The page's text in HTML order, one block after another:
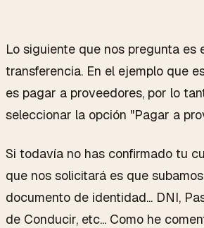
Lo siguiente que nos pregunta es
transferencia. En el ejemplo que
es pagar a proveedores, por lo
seleccionar la opción "Pagar a
Si todavía no has confirmado tu
que nos solicitará es que
documento de identidad... DNI,
de Conducir, etc... Como he